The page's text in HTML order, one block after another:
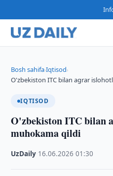
Bosh sahifa›Iqtisod›
O'zbekiston ITC bilan agrar
IQTISOD
O'zbekiston ITC bilan
muhokama qildi
UzDaily 16.06.2026 ·01:30